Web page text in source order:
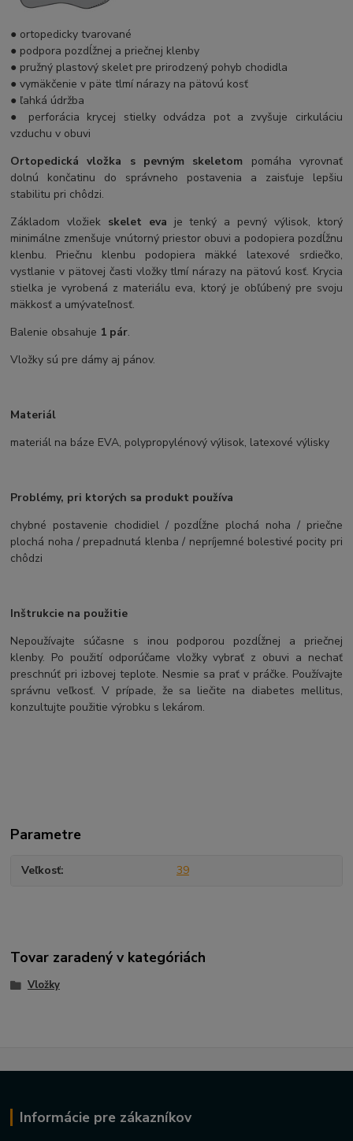
● ortopedicky tvarované
● podpora pozdĺžnej a priečnej klenby
● pružný plastový skelet pre prirodzený pohyb chodidla
● vymäkčenie v päte tlmí nárazy na pätovú kosť
● ľahká údržba
● perforácia krycej stielky odvádza pot a zvyšuje cirkuláciu
vzduchu v obuvi
Ortopedická vložka s pevným skeletom pomáha vyrovnať
dolnú končatinu do správneho postavenia a zaisťuje lepšiu
stabilitu pri chôdzi.
Základom vložiekskelet eva je tenký a pevný výlisok, ktorý
minimálne zmenšuje vnútorný priestor obuvi a podopiera pozdĺžnu
klenbu. Priečnu klenbu podopiera mäkké latexové srdiečko,
vystlanie v pätovej časti vložky tlmí nárazy na pätovú kosť. Krycia
stielka je vyrobená z materiálu eva, ktorý je obľúbený pre svoju
mäkkosť a umývateľnosť.
Balenie obsahuje 1 pár.
Vložky sú pre dámy aj pánov.
Materiál
materiál na báze EVA, polypropylénový výlisok, latexové výlisky
Problémy, pri ktorých sa produkt používa
chybné postavenie chodidiel / pozdĺžne plochá noha / priečne
plochá noha / prepadnutá klenba / nepríjemné bolestivé pocity pri
chôdzi
Inštrukcie na použitie
Nepoužívajte súčasne s inou podporou pozdĺžnej a priečnej
klenby. Po použití odporúčame vložky vybrať z obuvi a nechať
preschnúť pri izbovej teplote. Nesmie sa prať v práčke. Používajte
správnu veľkosť. V prípade, že sa liečite na diabetes mellitus,
konzultujte použitie výrobku s lekárom.
Parametre
Veľkosť 39
Tovar zaradený v kategóriách
Vložky
Informácie pre zákazníkov